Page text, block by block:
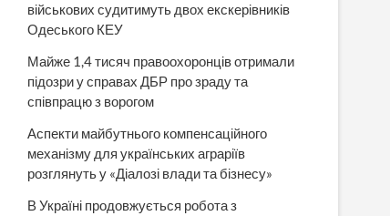
військових судитимуть двох екскерівників
Одеського КЕУ
Майже 1,4 тисяч правоохоронців отримали
підозри у справах ДБР про зраду та
співпрацю з ворогом
Аспекти майбутнього компенсаційного
механізму для українських аграріїв
розглянуть у «Діалозі влади та бізнесу»
В Україні продовжується робота з